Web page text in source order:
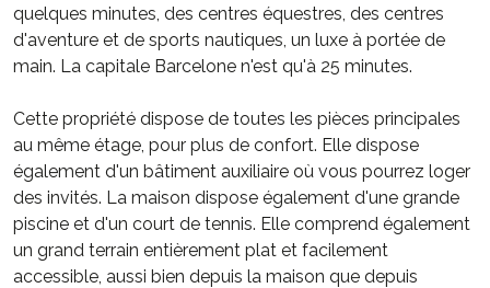
quelques minutes, des centres équestres, des centres
d'aventure et de sports nautiques, un luxe à portée de
main. La capitale Barcelone n'est qu'à 25 minutes.
Cette propriété dispose de toutes les pièces principales
au même étage, pour plus de confort. Elle dispose
également d'un bâtiment auxiliaire où vous pourrez loger
des invités. La maison dispose également d'une grande
piscine et d'un court de tennis. Elle comprend également
un grand terrain entièrement plat et facilement
accessible, aussi bien depuis la maison que depuis